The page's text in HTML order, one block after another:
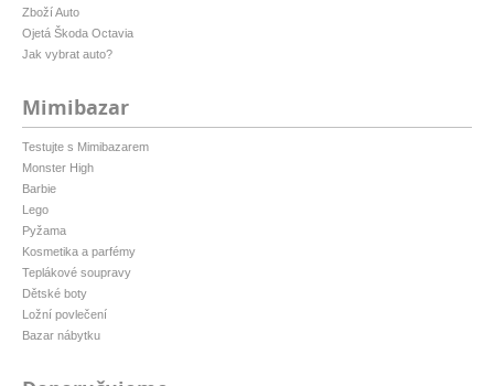
Zboží Auto
Ojetá Škoda Octavia
Jak vybrat auto?
Mimibazar
Testujte s Mimibazarem
Monster High
Barbie
Lego
Pyžama
Kosmetika a parfémy
Teplákové soupravy
Dětské boty
Ložní povlečení
Bazar nábytku